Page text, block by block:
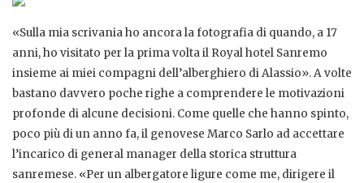
«Sulla mia scrivania ho ancora la fotografia di quando, a 17
anni, ho visitato per la prima volta il Royal hotel Sanremo
insieme ai miei compagni dell’alberghiero di Alassio». A volte
bastano davvero poche righe a comprendere le motivazioni
profonde di alcune decisioni. Come quelle che hanno spinto,
poco più di un anno fa, il genovese Marco Sarlo ad accettare
l’incarico di general manager della storica struttura
sanremese. «Per un albergatore ligure come me, dirigere il